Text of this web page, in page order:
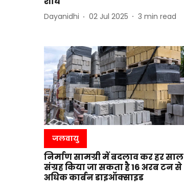
Dayanidhi 02 Jul 2025 3 min read
जलवायु
निर्माण सामग्री में बदलाव कर हर साल
संग्रह किया जा सकता है 16 अरब टन से
अधिक कार्बन डाइऑक्साइड